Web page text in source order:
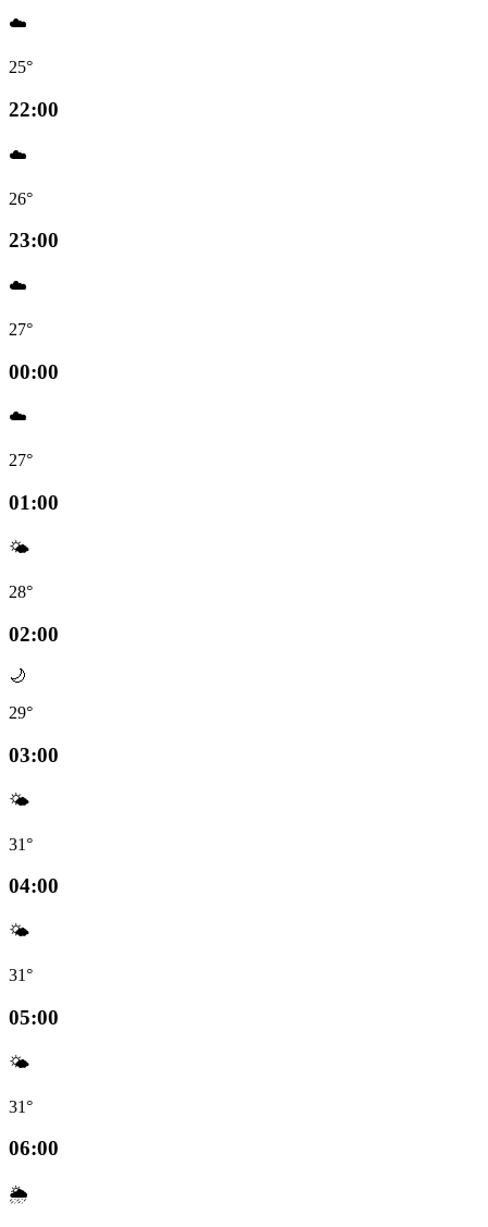
☁️
25°
22:00
☁️
26°
23:00
☁️
27°
00:00
☁️
27°
01:00
🌤️
28°
02:00
🌙
29°
03:00
🌤️
31°
04:00
🌤️
31°
05:00
🌤️
31°
06:00
🌦️